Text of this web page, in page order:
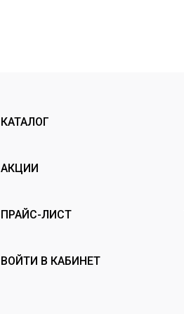
КАТАЛОГ
АКЦИИ
ПРАЙС-ЛИСТ
ВОЙТИ В КАБИНЕТ